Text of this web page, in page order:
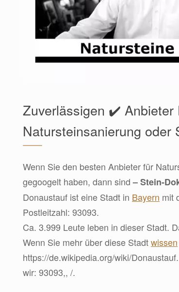
Zuverlässigen ✔️ Anbieter
Natursteinsanierung oder
Wenn Sie den besten Anbieter für
gegoogelt haben, dann sind– Stein-
Donaustauf ist eine Stadt in Bayern mit
Postleitzahl: 93093.
Ca. 3.999 Leute leben in dieser Stadt.
Wenn Sie mehr über diese Stadtwissen
https://de.wikipedia.org/wiki/
wir: 93093,, /.